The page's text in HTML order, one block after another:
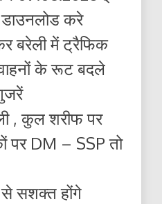
करे
बरेली में ट्रैफिक
वाहनों के रूट बदले
, कुल शरीफ पर
पर DM – SSP तो
से सशक्त होंगे